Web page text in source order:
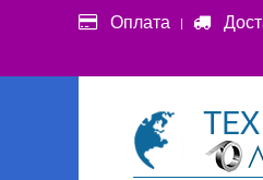
Оплата